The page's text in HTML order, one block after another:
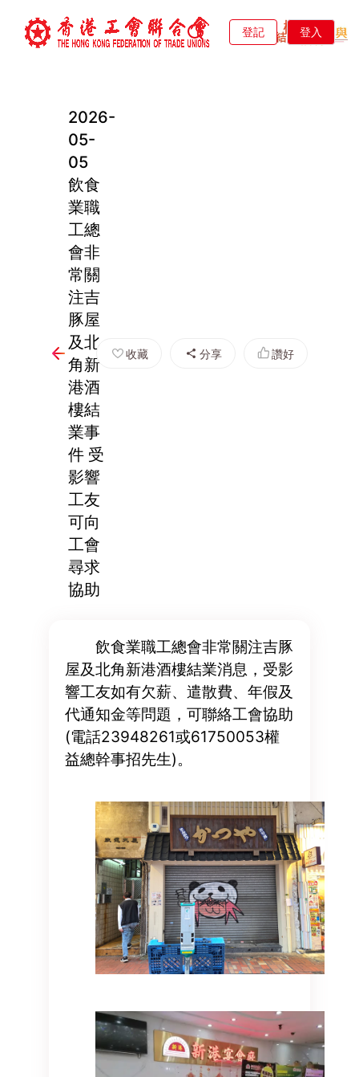
登記 登入
2026-
05-
05
飲食
業職
工總
會非
常關
注吉
豚屋
及北
角新
港酒
樓結
業事
件 受
影響
工友
可向
工會
尋求
協助
收藏 分享 讚好
飲食業職工總會非常關注吉豚
屋及北角新港酒樓結業消息，受影
響工友如有欠薪、遣散費、年假及
代通知金等問題，可聯絡工會協助
(電話23948261或61750053權
益總幹事招先生)。